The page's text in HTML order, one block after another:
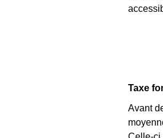
Taxe
Avant